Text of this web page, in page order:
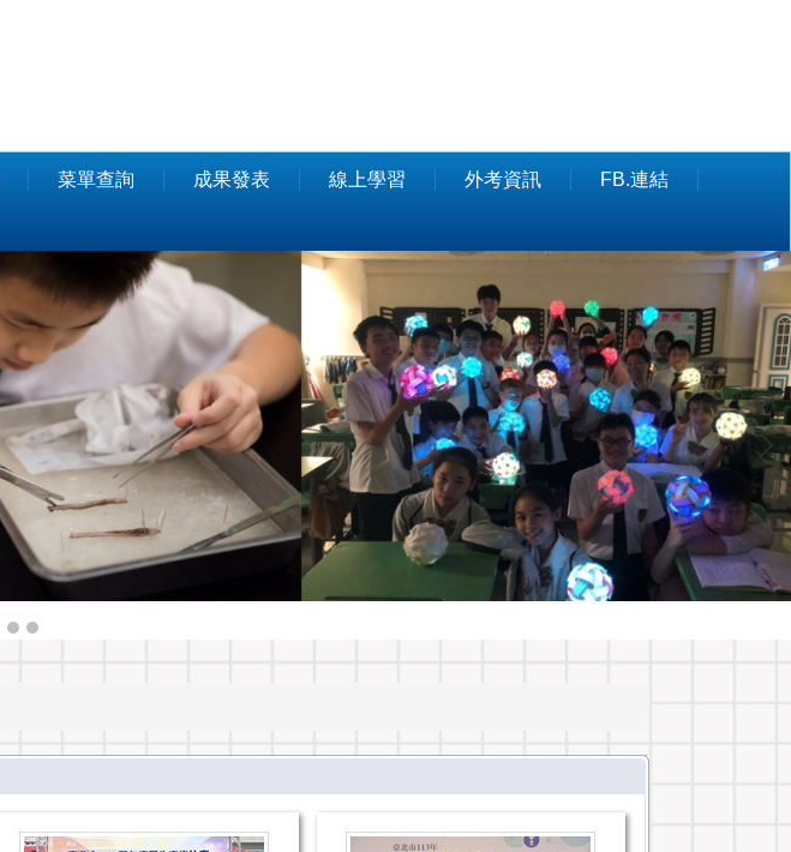
菜單查詢 成果發表 線上學習 外考資訊 FB.連結